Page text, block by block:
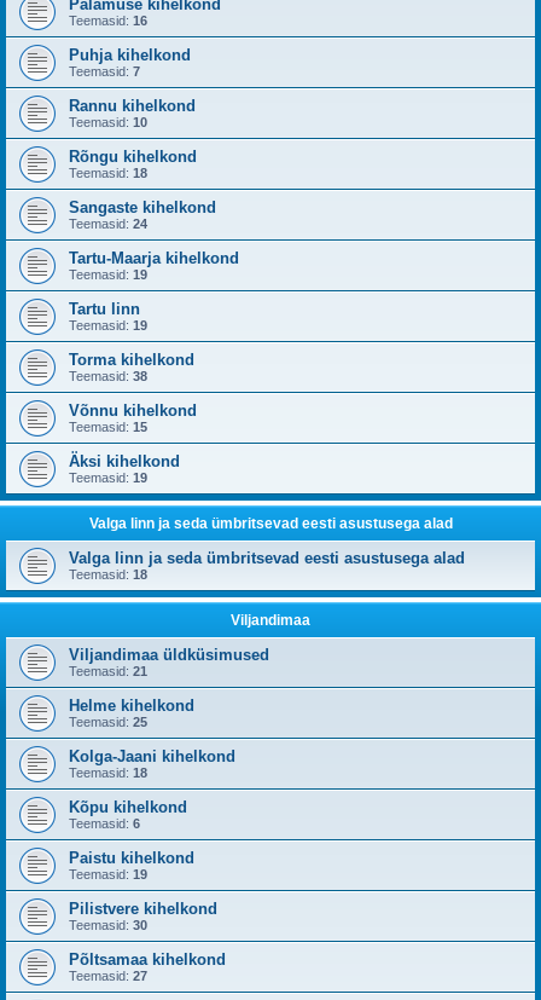
Palamuse kihelkond
Teemasid: 16
Puhja kihelkond
Teemasid: 7
Rannu kihelkond
Teemasid: 10
Rõngu kihelkond
Teemasid: 18
Sangaste kihelkond
Teemasid: 24
Tartu-Maarja kihelkond
Teemasid: 19
Tartu linn
Teemasid: 19
Torma kihelkond
Teemasid: 38
Võnnu kihelkond
Teemasid: 15
Äksi kihelkond
Teemasid: 19
Valga linn ja seda ümbritsevad eesti asustusega alad
Valga linn ja seda ümbritsevad eesti asustusega alad
Teemasid: 18
Viljandimaa
Viljandimaa üldküsimused
Teemasid: 21
Helme kihelkond
Teemasid: 25
Kolga-Jaani kihelkond
Teemasid: 18
Kõpu kihelkond
Teemasid: 6
Paistu kihelkond
Teemasid: 19
Pilistvere kihelkond
Teemasid: 30
Põltsamaa kihelkond
Teemasid: 27